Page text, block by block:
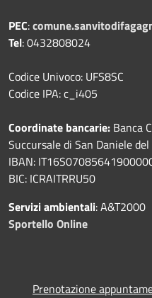
PEC:
Tel: 0432808024
Codice Univoco: UFS8SC
Codice IPA: c_i405
Coordinate bancarie: Banca
Succursale di San Daniele
IBAN:
BIC: ICRAITRRU50
Servizi ambientali: A&T2000
Sportello Online
Prenotazione